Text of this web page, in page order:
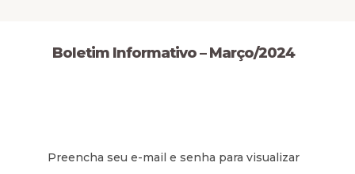
Boletim Informativo – Março/2024
Preencha seu e-mail e senha para visualizar